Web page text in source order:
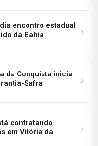
encontro estadual
da Bahia
da Conquista inicia
Safra
contratando
em Vitória da